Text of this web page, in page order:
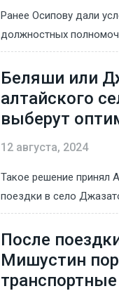
Ранее Осипову дали
должностных
Беляши или
алтайского
выберут
12 августа, 2024
Такое решение принял
поездки в село
После
Мишустин